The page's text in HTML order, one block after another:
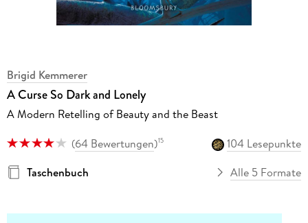
Brigid Kemmerer
A Curse So Dark and Lonely
A Modern Retelling of Beauty and the Beast
(64 Bewertungen)15
104 Lesepunkte
Taschenbuch
Alle 5 Formate